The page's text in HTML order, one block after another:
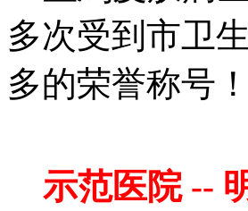
多次受到市卫
多的荣誉称号！
示范医院 --